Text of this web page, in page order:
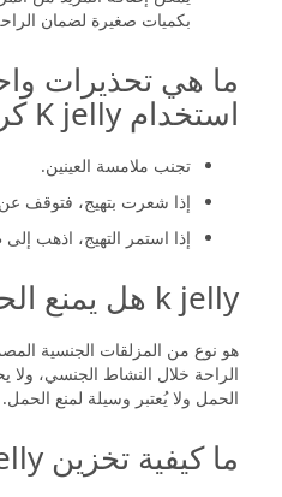
بكميات صغيرة لضمان
ما هي تحذيرات
استخدام K jelly كريم؟
تجنب ملامسة العينين.
إذا شعرت بتهيج، فتوقف
إذا استمر التهيج، اذهب
k jelly هل يمنع الحمل؟
هو نوع من المزلقات الجنسية
الراحة خلال النشاط الجنسي،
الحمل ولا يُعتبر وسيلة لمنع الحمل.
ما كيفية تخزين K jelly مزلق؟